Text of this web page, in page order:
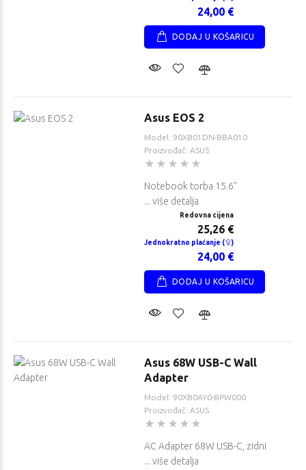
24,00 €
DODAJ U KOŠARICU
Asus EOS 2
Model: 90XB01DN-BBA010
Proizvođač: ASUS
Notebook torba 15.6"
... više detalja
Redovna cijena
25,26 €
Jednokratno plaćanje ( )
24,00 €
DODAJ U KOŠARICU
Asus 68W USB-C Wall
Adapter
Model: 90XB0AY0-BPW000
Proizvođač: ASUS
AC Adapter 68W USB-C, zidni
... više detalja